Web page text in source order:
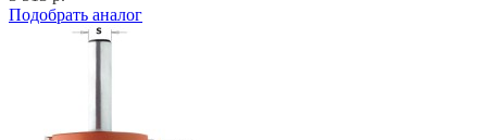
Подобрать аналог